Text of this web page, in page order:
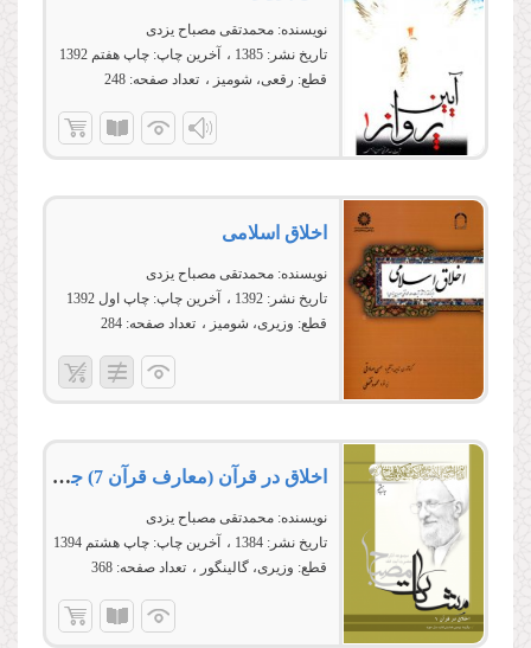
نویسنده: محمدتقی مصباح یزدی
تاریخ نشر: 1385 آخرین چاپ: چاپ هفتم 1392
قطع: رقعی، شومیز تعداد صفحه: 248
اخلاق اسلامی
نویسنده: محمدتقی مصباح یزدی
تاریخ نشر: 1392 آخرین چاپ: چاپ اول 1392
قطع: وزیری، شومیز تعداد صفحه: 284
اخلاق در قرآن (معارف قرآن 7) جلد اول
نویسنده: محمدتقی مصباح یزدی
تاریخ نشر: 1384 آخرین چاپ: چاپ هشتم 1394
قطع: وزیری، گالینگور تعداد صفحه: 368